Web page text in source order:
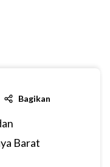
Bagikan
Barat